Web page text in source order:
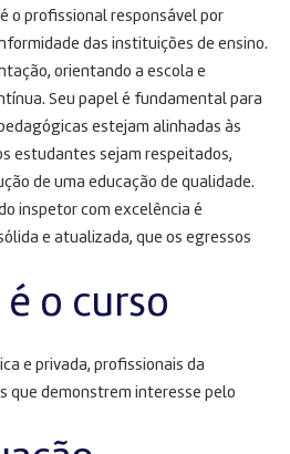
o profissional responsável por
das instituições de ensino.
orientando a escola e
Seu papel é fundamental para
estejam alinhadas às
estudantes sejam respeitados,
de uma educação de qualidade.
inspetor com excelência é
e atualizada, que os egressos
o curso
e privada, profissionais da
que demonstrem interesse pelo